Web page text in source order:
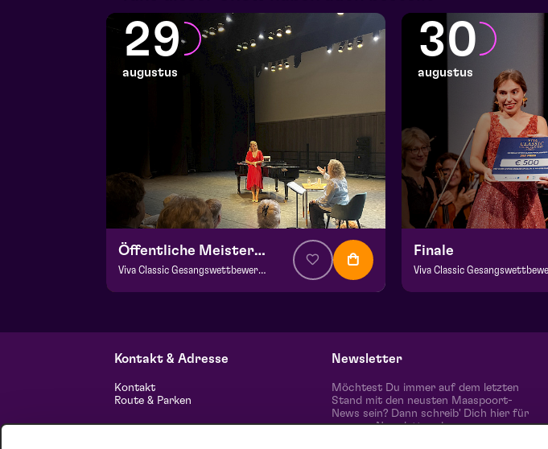
29
augustus
Öffentliche Meisterklasse
Viva Classic Gesangswettbewerb 2026
za 29 augustus 2026 | 14:00
30
augustus
Finale
zo 30 augustus 2026 | 15:30
Kontakt & Adresse
Kontakt
Route & Parken
Newsletter
Möchtest Du immer auf dem letzten
Stand mit den neusten Maaspoort-
News sein? Dann schreib' Dich hier für
unseren Newsletter ein.